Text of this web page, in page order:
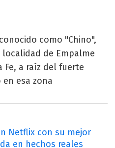
como "Chino",
de Empalme
Fe, a raíz del fuerte
esa zona
Netflix con su mejor
en hechos reales